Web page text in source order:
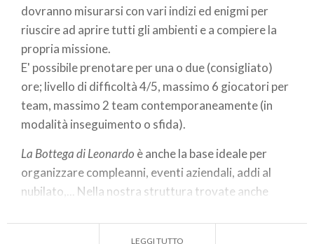
dovranno misurarsi con vari indizi ed enigmi per
riuscire ad aprire tutti gli ambienti e a compiere la
propria missione.
E' possibile prenotare per una o due (consigliato)
ore; livello di difficoltà 4/5, massimo 6 giocatori per
team, massimo 2 team contemporaneamente (in
modalità inseguimento o sfida).
La Bottega di Leonardo è anche la base ideale per
organizzare compleanni, eventi aziendali, addi al
nubilato,... Nella nostra struttura trovate anche
eventi.
LEGGI TUTTO